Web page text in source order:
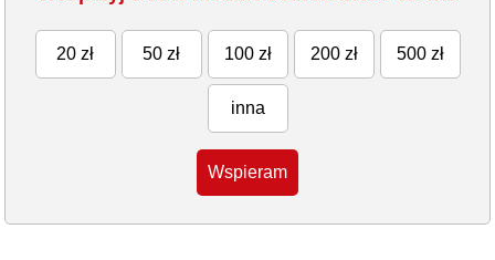
20 zł 50 zł 100 zł 200 zł 500 zł
inna
Wspieram